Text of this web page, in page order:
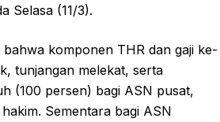
Selasa (11/3).
komponen THR dan gaji ke-
tunjangan melekat, serta
(100 persen) bagi ASN pusat,
Sementara bagi ASN